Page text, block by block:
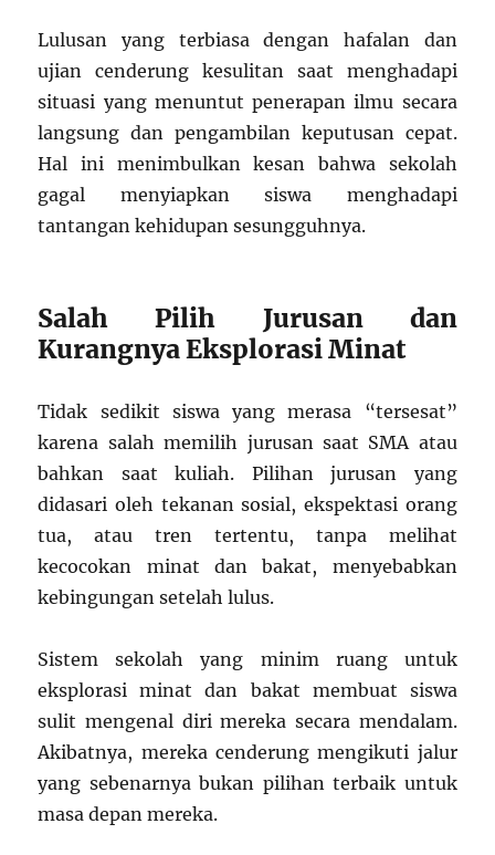
Lulusan yang terbiasa dengan hafalan dan
ujian cenderung kesulitan saat menghadapi
situasi yang menuntut penerapan ilmu secara
langsung dan pengambilan keputusan cepat.
Hal ini menimbulkan kesan bahwa sekolah
gagal menyiapkan siswa menghadapi
tantangan kehidupan sesungguhnya.
Salah Pilih Jurusan dan
Kurangnya Eksplorasi Minat
Tidak sedikit siswa yang merasa “tersesat”
karena salah memilih jurusan saat SMA atau
bahkan saat kuliah. Pilihan jurusan yang
didasari oleh tekanan sosial, ekspektasi orang
tua, atau tren tertentu, tanpa melihat
kecocokan minat dan bakat, menyebabkan
kebingungan setelah lulus.
Sistem sekolah yang minim ruang untuk
eksplorasi minat dan bakat membuat siswa
sulit mengenal diri mereka secara mendalam.
Akibatnya, mereka cenderung mengikuti jalur
yang sebenarnya bukan pilihan terbaik untuk
masa depan mereka.